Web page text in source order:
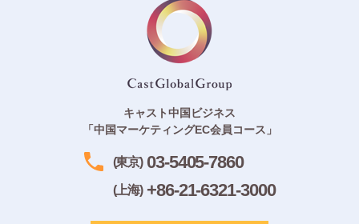
キャスト中国ビジネス
「中国マーケティングEC会員コース」
(東京)03-5405-7860
(上海)+86-21-6321-3000